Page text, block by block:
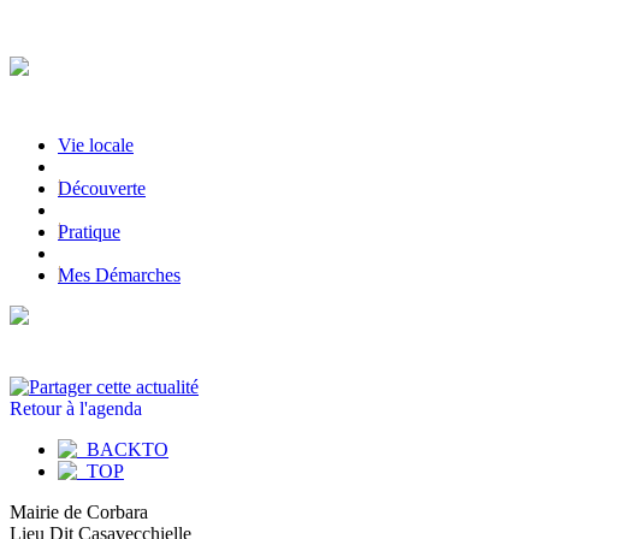
Vie locale
|Découverte
|Pratique
|Mes Démarches
Retour à l'agenda
Mairie de Corbara
Lieu Dit Casavecchielle